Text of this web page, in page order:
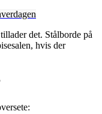
det. Stålborde på
hvis der